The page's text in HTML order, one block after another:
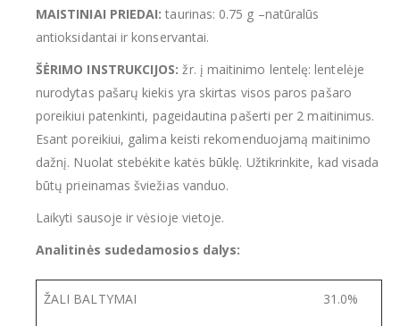
MAISTINIAI PRIEDAI:taurinas: 0.75 g –natūralūs
antioksidantai ir konservantai.
ŠĖRIMO INSTRUKCIJOS: žr. į maitinimo lentelę: lentelėje
nurodytas pašarų kiekis yra skirtas visos paros pašaro
poreikiui patenkinti, pageidautina pašerti per 2 maitinimus.
Esant poreikiui, galima keisti rekomenduojamą maitinimo
dažnį. Nuolat stebėkite katės būklę. Užtikrinkite, kad visada
būtų prieinamas šviežias vanduo.
Laikyti sausoje ir vėsioje vietoje.
Analitinės sudedamosios dalys:
ŽALI BALTYMAI 31.0%